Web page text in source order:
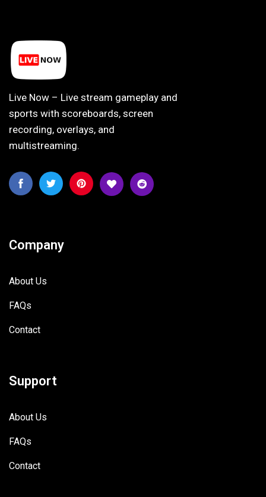
Live Now – Live stream gameplay and
sports with scoreboards, screen
recording, overlays, and
multistreaming.
Company
About Us
FAQs
Contact
Support
About Us
FAQs
Contact